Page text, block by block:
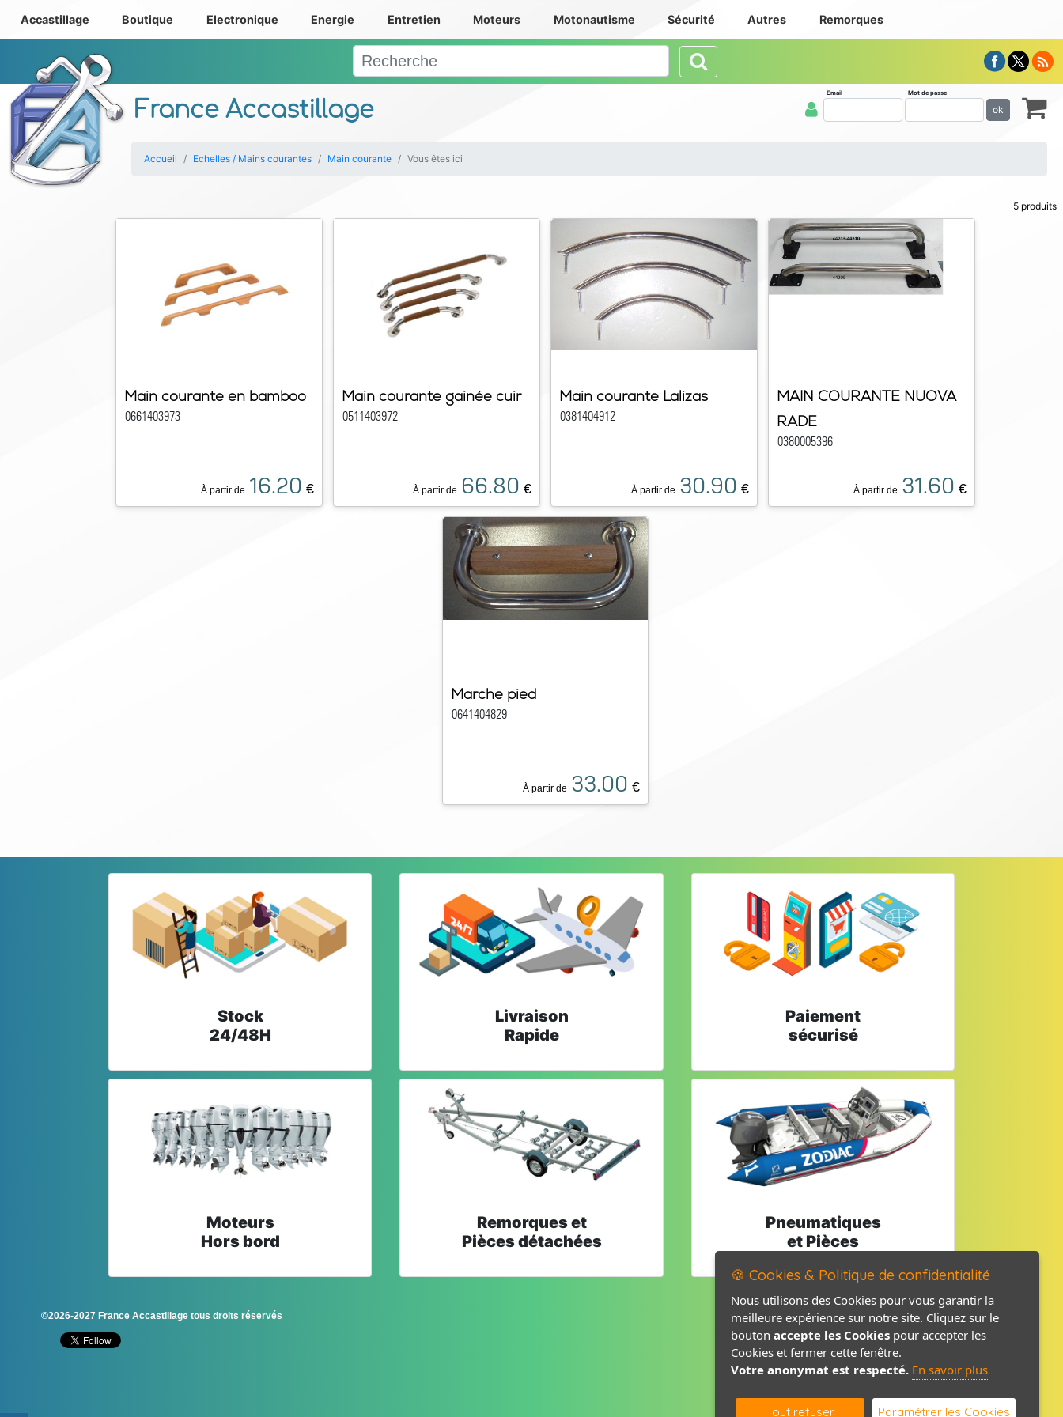
France Accastillage
Accastillage Boutique Electronique Energie Entretien Moteurs Motonautisme Sécurité Autres Remorques
Email Mot de passe
ok
Accueil Echelles / Mains courantes Main courante Vous êtes ici
5 produits
Main courante en bamboo
0661403973
À partir de 16.20 €
Main courante gainée cuir
0511403972
À partir de 66.80 €
Main courante Lalizas
0381404912
À partir de 30.90 €
MAIN COURANTE NUOVA
RADE
0380005396
À partir de 31.60 €
Marche pied
0641404829
À partir de 33.00 €
Stock
24/48H
Livraison
Rapide
Paiement
sécurisé
Moteurs
Hors bord
Remorques et
Pièces détachées
Pneumatiques
et Pièces
©2026-2027 France Accastillage tous droits réservés Mentions légales
Politique de confidentialité
Contact / Plan
🍪 Cookies & Politique de confidentialité
Nous utilisons des Cookies pour vous garantir la
meilleure expérience sur notre site. Cliquez sur le
bouton accepte les Cookies pour accepter les
Cookies et fermer cette fenêtre.
Votre anonymat est respecté. En savoir plus
Tout refuser Paramétrer les Cookies